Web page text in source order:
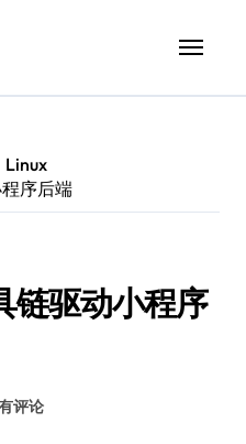
Linux
序后端
链驱动小程序
评论